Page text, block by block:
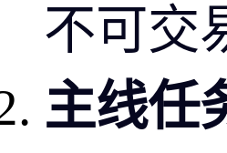
不可交
主线任